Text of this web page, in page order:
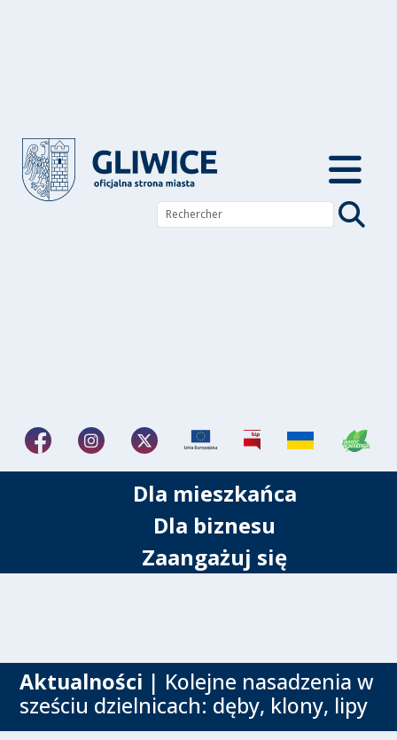
Dla mieszkańca
Dla biznesu
Zaangażuj się
Aktualności | Kolejne nasadzenia w
sześciu dzielnicach: dęby, klony, lipy